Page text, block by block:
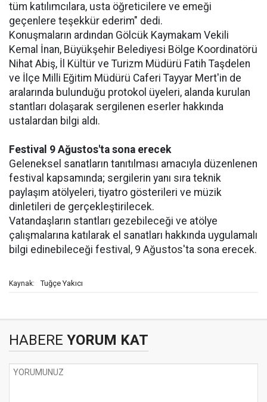
tüm katılımcılara, usta öğreticilere ve emeği
geçenlere teşekkür ederim" dedi.
Konuşmaların ardından Gölcük Kaymakam Vekili
Kemal İnan, Büyükşehir Belediyesi Bölge Koordinatörü
Nihat Abiş, İl Kültür ve Turizm Müdürü Fatih Taşdelen
ve İlçe Milli Eğitim Müdürü Caferi Tayyar Mert'in de
aralarında bulunduğu protokol üyeleri, alanda kurulan
stantları dolaşarak sergilenen eserler hakkında
ustalardan bilgi aldı.
Festival 9 Ağustos'ta sona erecek
Geleneksel sanatların tanıtılması amacıyla düzenlenen
festival kapsamında; sergilerin yanı sıra teknik
paylaşım atölyeleri, tiyatro gösterileri ve müzik
dinletileri de gerçekleştirilecek.
Vatandaşların stantları gezebileceği ve atölye
çalışmalarına katılarak el sanatları hakkında uygulamalı
bilgi edinebileceği festival, 9 Ağustos'ta sona erecek.
Kaynak: Tuğçe Yakıcı
HABERE YORUM KAT